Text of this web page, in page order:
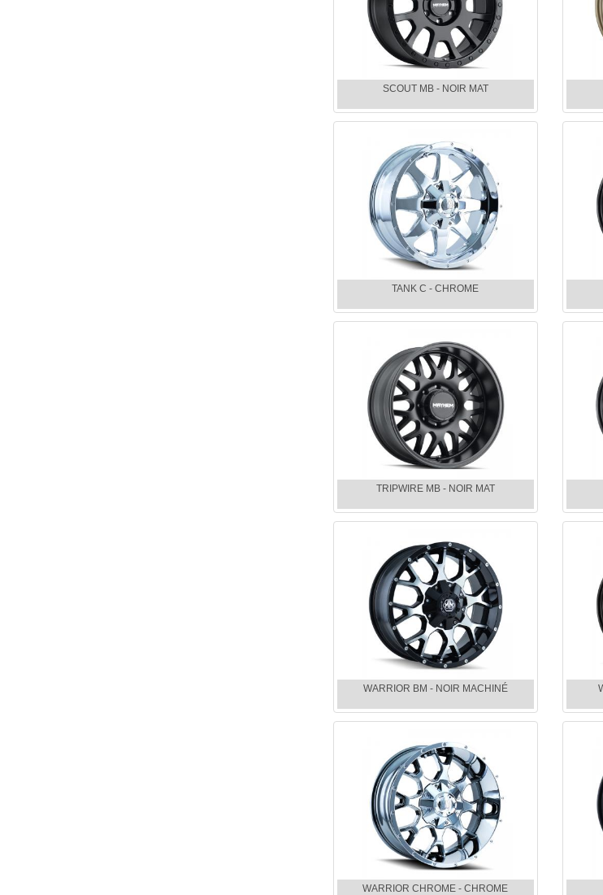
SCOUT MB - NOIR MAT
TANK C - CHROME
TRIPWIRE MB - NOIR MAT
WARRIOR BM - NOIR MACHINÉ
WARRIOR CHROME - CHROME